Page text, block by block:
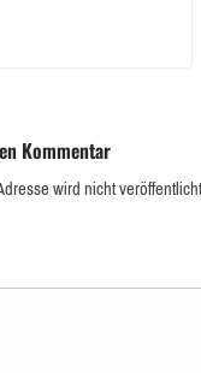
Kommentar
wird nicht